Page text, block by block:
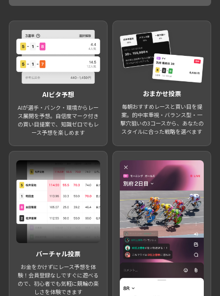
AIビタ予想
AIが選手・バンク・環境からレー
ス展開を予想。自信度マーク付き
の買い目提案で、知識ゼロでもレ
ース予想を楽しめます
おまかせ投票
毎朝おすすめレースと買い目を提
案。的中率重視・バランス型・一
撃穴狙いの3コースから、あなたの
スタイルに合った戦略を選べます
バーチャル投票
お金をかけずにレース予想を体
験！会員登録なしですぐに遊べる
ので、初心者でも気軽に競輪の楽
しさを体験できます